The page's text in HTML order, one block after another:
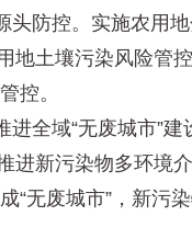
控。实施农用地
地土壤污染风险管
控。
域“无废城市”建
进新污染物多环境
无废城市”，新污